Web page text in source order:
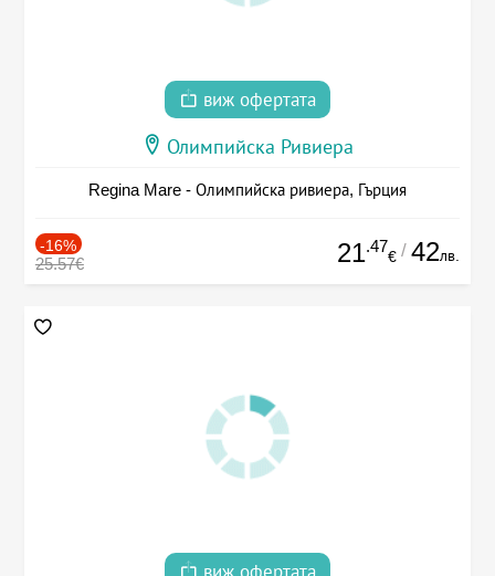
виж офертата
Олимпийска Ривиера
Regina Mare - Олимпийска ривиера, Гърция
-16%
25.57€ 21.47
€ / 42лв.
виж офертата